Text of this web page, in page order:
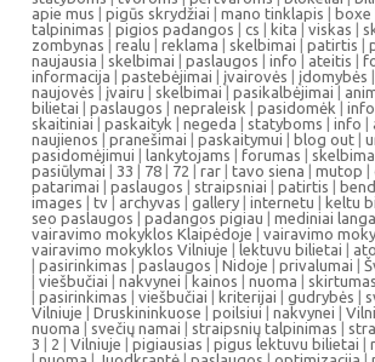
apie mus | pigūs skrydžiai | mano tinklapis | boxe
talpinimas | pigios padangos | cs | kita | viskas |
zombynas | realu | reklama | skelbimai | patirtis |
naujausia | skelbimai | paslaugos | info | ateitis |
informacija | pastebėjimai | įvairovės | įdomybės |
naujovės | įvairu | skelbimai| pasikalbėjimai |
bilietai | paslaugos | nepraleisk | pasidomėk | info
skaitiniai | paskaityk | negeda | statyboms | info |
naujienos | pranešimai | paskaitymui | blog out |
pasidomėjimui | lankytojams | forumas |
pasiūlymai | 33 | 78 | 72 | rar | tavo siena | mutop |
patarimai | paslaugos | straipsniai | patirtis |
images | tv | archyvas | gallery | internetu | keltu
seo paslaugos | padangos pigiau | mediniai
vairavimo mokyklos Klaipėdoje | vairavimo
vairavimo mokyklos Vilniuje | lektuvu bilietai |
| pasirinkimas | paslaugos | Nidoje | privalumai |
| viešbučiai | nakvynei | kainos | nuoma | skirtumas
| pasirinkimas | viešbučiai | kriterijai | gudrybės |
Vilniuje | Druskininkuose | poilsiui | nakvynei |
nuoma | svečių namai | straipsnių talpinimas |
3 | 2 | Vilniuje |pigiausias | pigus lektuvu bilietai |